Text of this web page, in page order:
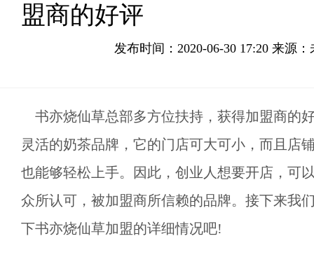
盟商的好评
发布时间：2020-06-30 17:20 来源：
书亦烧仙草总部多方位扶持，获得加盟商的
灵活的奶茶品牌，它的门店可大可小，而且店
也能够轻松上手。因此，创业人想要开店，可
众所认可，被加盟商所信赖的品牌。接下来我
下书亦烧仙草加盟的详细情况吧!